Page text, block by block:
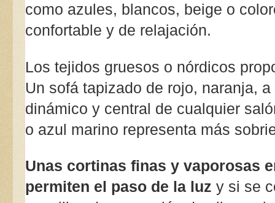
como azules, blancos, beige o
confortable y de relajación.
Los tejidos gruesos o nórdicos
Un sofá tapizado de rojo, naranja,
dinámico y central de cualquier
o azul marino representa más
Unas cortinas finas y vaporosas
permiten el paso de la luz y si se